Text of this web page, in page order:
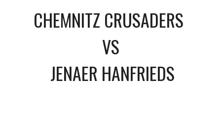
CHEMNITZ CRUSADERS
VS
JENAER HANFRIEDS